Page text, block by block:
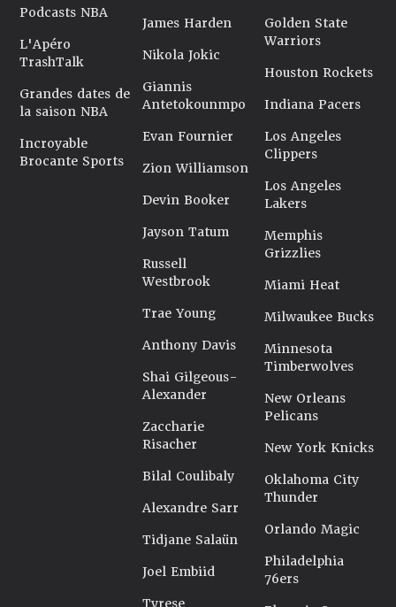
Podcasts NBA
L'Apéro
TrashTalk
Grandes dates de
la saison NBA
Incroyable
Brocante Sports
James Harden
Nikola Jokic
Giannis
Antetokounmpo
Evan Fournier
Zion Williamson
Devin Booker
Jayson Tatum
Russell
Westbrook
Trae Young
Anthony Davis
Shai Gilgeous-
Alexander
Zaccharie
Risacher
Bilal Coulibaly
Alexandre Sarr
Tidjane Salaün
Joel Embiid
Tyrese
Golden State
Warriors
Houston Rockets
Indiana Pacers
Los Angeles
Clippers
Los Angeles
Lakers
Memphis
Grizzlies
Miami Heat
Milwaukee Bucks
Minnesota
Timberwolves
New Orleans
Pelicans
New York Knicks
Oklahoma City
Thunder
Orlando Magic
Philadelphia
76ers